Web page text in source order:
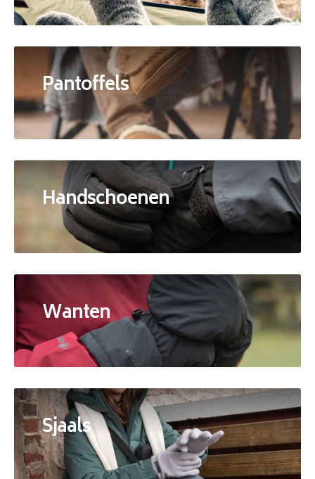
Pantoffels
Handschoenen
Wanten
Sjaals